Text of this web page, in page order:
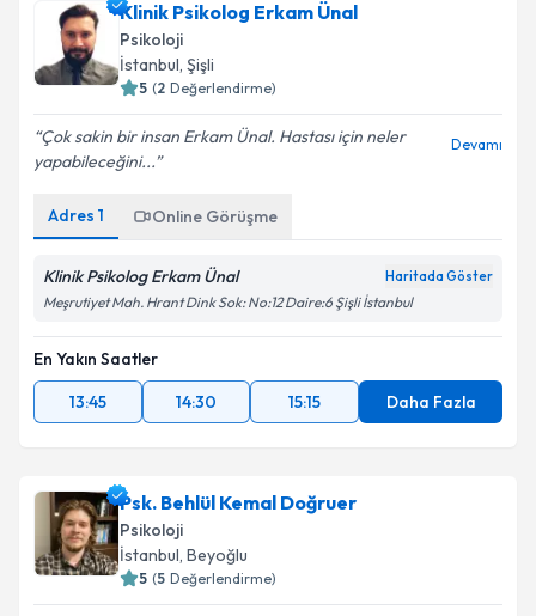
Klinik Psikolog Erkam Ünal
Psikoloji
İstanbul, Şişli
5 (2 Değerlendirme)
Çok sakin bir insan Erkam Ünal. Hastası için neler
yapabileceğini...
Devamı
Adres 1 Online Görüşme
Klinik Psikolog Erkam Ünal Haritada Göster
Meşrutiyet Mah. Hrant Dink Sok: No:12 Daire:6 Şişli İstanbul
En Yakın Saatler
13:45
14:30 15:15 Daha Fazla
Psk. Behlül Kemal Doğruer
Psikoloji
İstanbul, Beyoğlu
5 (5 Değerlendirme)